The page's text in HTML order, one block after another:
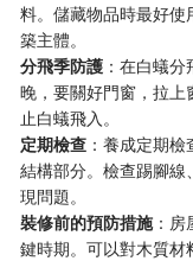
料。儲藏物品時最好
築主體。
分飛季防護 ：在白蟻
晚，要關好門窗，拉
止白蟻飛入。
定期檢查 ：養成定期
結構部分。檢查踢腳
現問題。
裝修前的預防措施：房
鍵時期。可以對木質